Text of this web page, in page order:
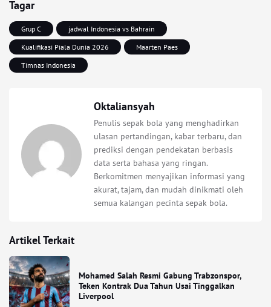
Tagar
Grup C
jadwal Indonesia vs Bahrain
Kualifikasi Piala Dunia 2026
Maarten Paes
Timnas Indonesia
Oktaliansyah
Penulis sepak bola yang menghadirkan
ulasan pertandingan, kabar terbaru, dan
prediksi dengan pendekatan berbasis
data serta bahasa yang ringan.
Berkomitmen menyajikan informasi yang
akurat, tajam, dan mudah dinikmati oleh
semua kalangan pecinta sepak bola.
Artikel Terkait
Mohamed Salah Resmi Gabung Trabzonspor,
Teken Kontrak Dua Tahun Usai Tinggalkan
Liverpool